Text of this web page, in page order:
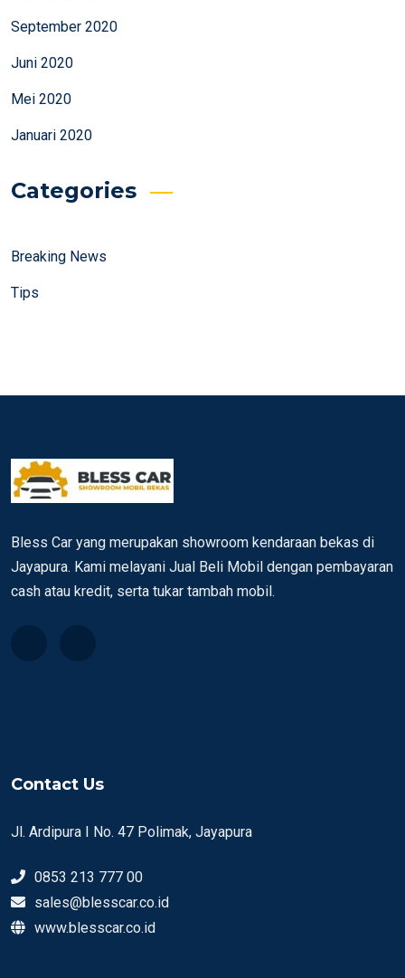
September 2020
Juni 2020
Mei 2020
Januari 2020
Categories
Breaking News
Tips
Bless Car yang merupakan showroom kendaraan bekas di
Jayapura. Kami melayani Jual Beli Mobil dengan pembayaran
cash atau kredit, serta tukar tambah mobil.
Contact Us
Jl. Ardipura I No. 47 Polimak, Jayapura
0853 213 777 00
sales@blesscar.co.id
www.blesscar.co.id